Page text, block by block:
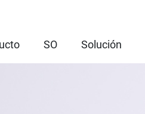
SO Solución